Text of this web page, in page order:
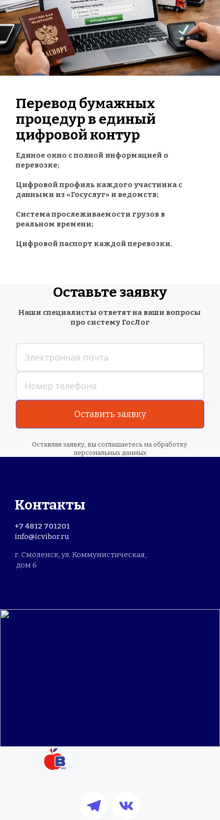
Перевод бумажных
процедур в единый
цифровой контур
Единое окно с полной информацией о
перевозке;
Цифровой профиль каждого участника с
данными из «Госуслуг» и ведомств;
Система прослеживаемости грузов в
реальном времени;
Цифровой паспорт каждой перевозки.
Оставьте заявку
Наши специалисты ответят на ваши вопросы
про систему ГосЛог
Оставить заявку
Оставляя заявку, вы соглашаетесь на обработку
персональных данных
Контакты
+7 4812 701201
info@icvibor.ru
г. Смоленск, ул. Коммунистическая,
дом 6